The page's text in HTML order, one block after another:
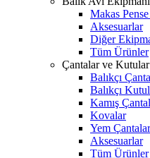
Makas
Aksesuarlar
Diğer
Tüm Ürünler
Çantalar ve Kutular
Balıkçı
Balıkçı
Kamış
Kovalar
Yem
Aksesuarlar
Tüm Ürünler